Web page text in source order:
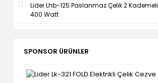
Lider Lhb-125 Paslanmaz Çelik 2 Kademeli
400 Watt
SPONSOR ÜRÜNLER